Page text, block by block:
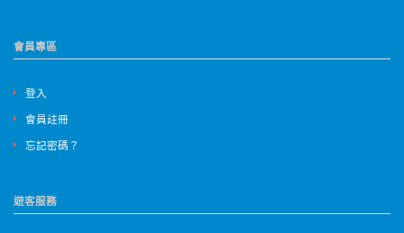
會員專區
登入
會員註冊
忘記密碼？
遊客服務